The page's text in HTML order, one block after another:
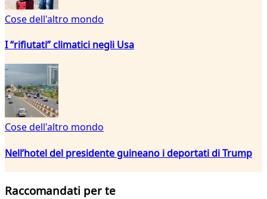
Cose dell'altro mondo
I “rifiutati” climatici negli Usa
Cose dell'altro mondo
Nell’hotel del presidente guineano i deportati di Trump
Raccomandati per te